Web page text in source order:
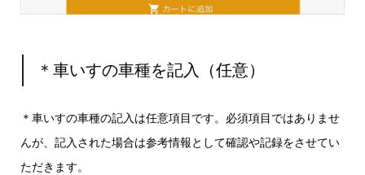
＊車いすの車種を記入（任意）
＊車いすの車種の記入は任意項目です。必須項目ではありませ
んが、記入された場合は参考情報として確認や記録をさせてい
ただきます。